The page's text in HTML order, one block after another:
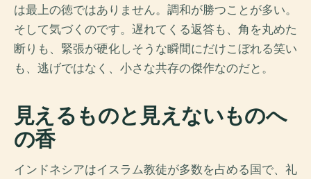
は最上の徳ではありません。調和が勝つことが多い。
そして気づくのです。遅れてくる返答も、角を丸めた
断りも、緊張が硬化しそうな瞬間にだけこぼれる笑い
も、逃げではなく、小さな共存の傑作なのだと。
見えるものと見えないものへ
の香
インドネシアはイスラム教徒が多数を占める国で、礼